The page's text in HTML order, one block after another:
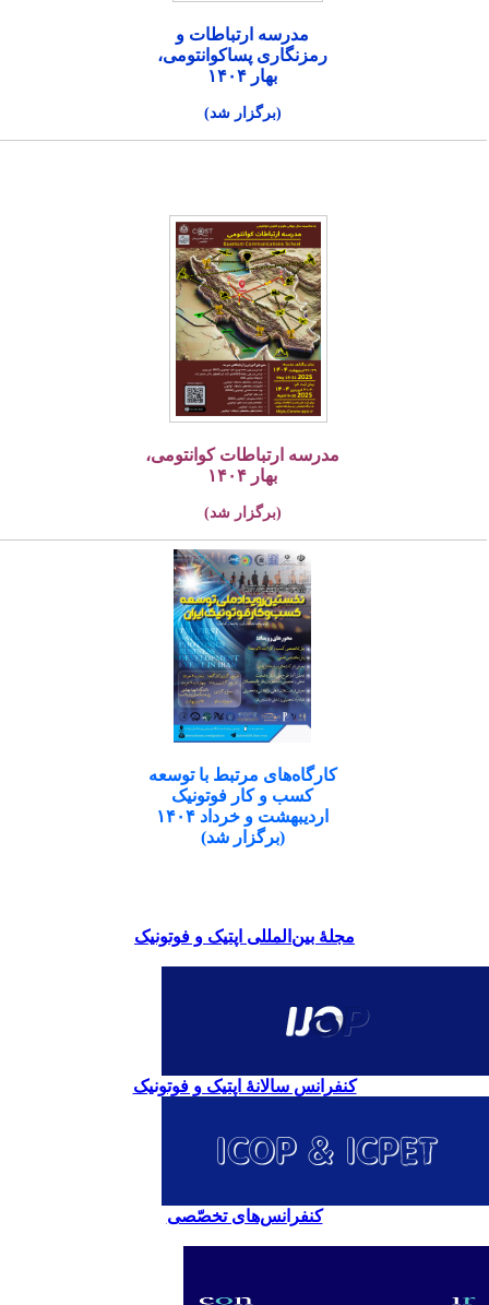
مدرسه ارتباطات و
رمزنگاری پساکوانتومی،
بهار ۱۴۰۴
(برگزار شد)
مدرسه ارتباطات کوانتومی،
بهار ۱۴۰۴
(برگزار شد)
کارگاه‌های مرتبط با توسعه
کسب و کار فوتونیک
اردیبهشت و خرداد ۱۴۰۴
(برگزار شد)
مجلۀ بین‌المللی اپتیک و فوتونیک
کنفرانس سالانۀ اپتیک و فوتونیک
کنفرانس‌های تخصّصی